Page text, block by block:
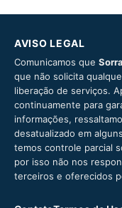
AVISO LEGAL
Comunicamos que
que não solicita
liberação de serviços.
continuamente para
informações,
desatualizado em
temos controle parcial
por isso não nos
terceiros e oferecidos